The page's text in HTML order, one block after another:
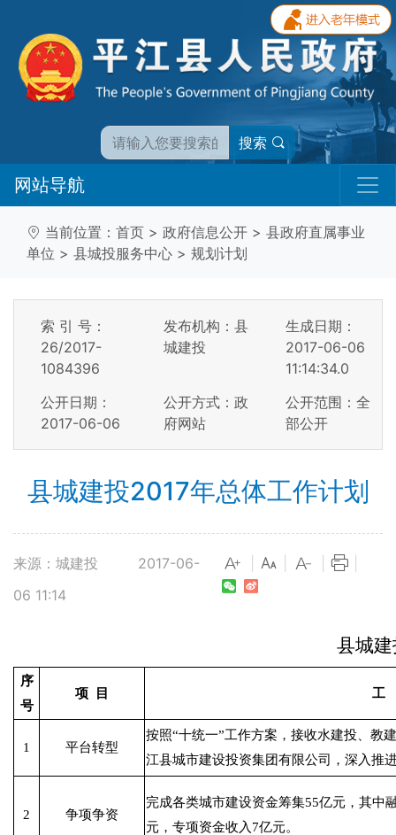
搜索
网站导航
当前位置： 首页 > 政府信息公开 > 县政府直属事业
单位 > 县城投服务中心 > 规划计划
索 引 号：
26/2017-
1084396
发布机构：县
城建投
生成日期：
2017-06-06
11:14:34.0
公开日期：
2017-06-06
公开方式：政
府网站
公开范围：全
部公开
县城建投2017年总体工作计划
来源：城建投
2017-06-
06 11:14
县城
序
号
项 目 工
1 平台转型
按照“十统一”工作方案，接收水建投、教
江县城市建设投资集团有限公司，深入推
2 争项争资
完成各类城市建设资金筹集55亿元，其中
元，专项资金收入7亿元。